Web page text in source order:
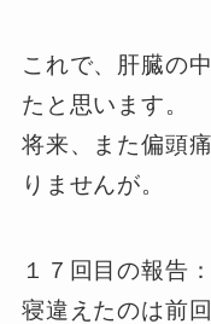
これで、肝臓の
たと思います。
将来、また偏頭
りませんが。
１７回目の報告：
寝違えたのは前